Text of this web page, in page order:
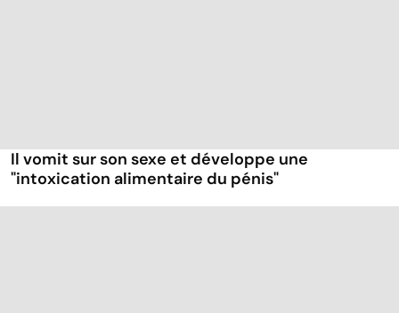
Il vomit sur son sexe et développe une
"intoxication alimentaire du pénis"